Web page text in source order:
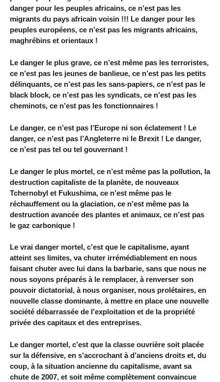
danger pour les peuples africains, ce n’est pas les
migrants du pays africain voisin !!! Le danger pour les
peuples européens, ce n’est pas les migrants africains,
maghrébins et orientaux !
Le danger le plus grave, ce n’est même pas les terroristes,
ce n’est pas les jeunes de banlieue, ce n’est pas les petits
délinquants, ce n’est pas les sans-papiers, ce n’est pas le
black block, ce n’est pas les syndicats, ce n’est pas les
cheminots, ce n’est pas les fonctionnaires !
Le danger, ce n’est pas l’Europe ni son éclatement ! Le
danger, ce n’est pas l’Angleterre ni le Brexit ! Le danger,
ce n’est pas tel ou tel gouvernant !
Le danger le plus mortel, ce n’est même pas la pollution, la
destruction capitaliste de la planète, de nouveaux
Tchernobyl et Fukushima, ce n’est même pas le
réchauffement ou la glaciation, ce n’est même pas la
destruction avancée des plantes et animaux, ce n’est pas
le gaz carbonique !
Le vrai danger mortel, c’est que le capitalisme, ayant
atteint ses limites, va chuter irrémédiablement en nous
faisant chuter avec lui dans la barbarie, sans que nous ne
nous soyons préparés à le remplacer, à renverser son
pouvoir dictatorial, à nous organiser, nous prolétaires, en
nouvelle classe dominante, à mettre en place une nouvelle
société débarrassée de l’exploitation et de la propriété
privée des capitaux et des entreprises.
Le danger mortel, c’est que la classe ouvrière soit placée
sur la défensive, en s’accrochant à d’anciens droits et, du
coup, à la situation ancienne du capitalisme, avant sa
chute de 2007, et soit même complètement convaincue